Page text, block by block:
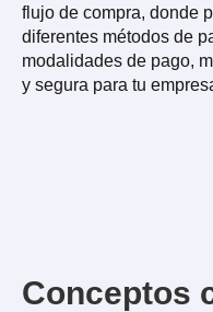
flujo de compra, donde
diferentes métodos de
modalidades de pago,
y segura para tu
Conceptos